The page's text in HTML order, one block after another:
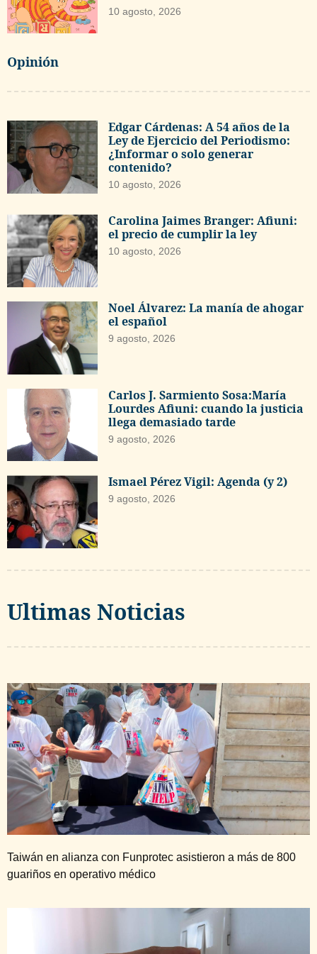
10 agosto, 2026
Opinión
Edgar Cárdenas: A 54 años de la
Ley de Ejercicio del Periodismo:
¿Informar o solo generar
contenido?
10 agosto, 2026
Carolina Jaimes Branger: Afiuni:
el precio de cumplir la ley
10 agosto, 2026
Noel Álvarez: La manía de ahogar
el español
9 agosto, 2026
Carlos J. Sarmiento Sosa:María
Lourdes Afiuni: cuando la justicia
llega demasiado tarde
9 agosto, 2026
Ismael Pérez Vigil: Agenda (y 2)
9 agosto, 2026
Ultimas Noticias
Taiwán en alianza con Funprotec asistieron a más de 800
guariños en operativo médico